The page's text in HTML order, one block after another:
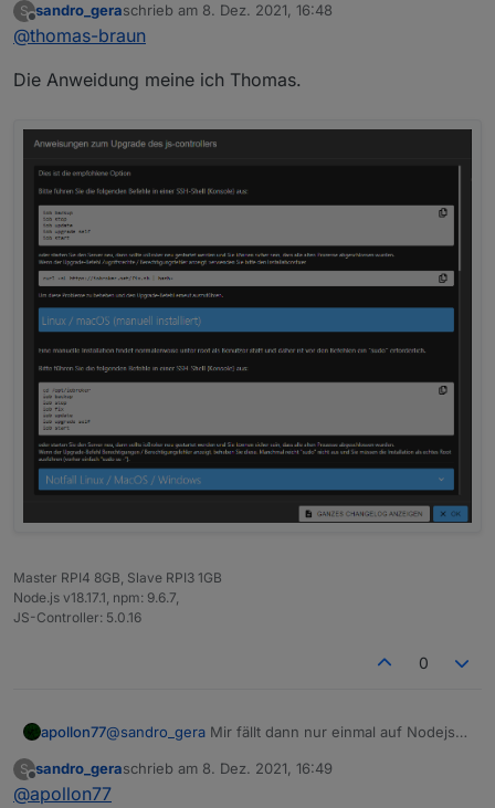
Hast du nicht von update/upgrade gesprochen?
Aber auf vor einem Backup kannst du den
kein Brot mehr und das Backup hat mehr
S
Offline
sandro_geraschrieb am 8. Dez. 2021, 16:48
zuletzt editiert von
@thomas-braun
Die Anweidung meine ich Thomas.
Master RPI4 8GB, Slave RPI3 1GB
Node.js v18.17.1, npm: 9.6.7,
JS-Controller: 5.0.16
0
apollon77@sandro_gera Mir fällt dann nur einmal auf Nodejs
S
Offline
sandro_geraschrieb am 8. Dez. 2021, 16:49
zuletzt editiert von
@apollon77